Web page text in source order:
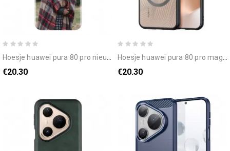
hoesje huawei pura 80 pro nieuw
€20.30
hoesje huawei pura 80 pro magsafe aimo-serie dux ducis bescherming hoesje
€20.30